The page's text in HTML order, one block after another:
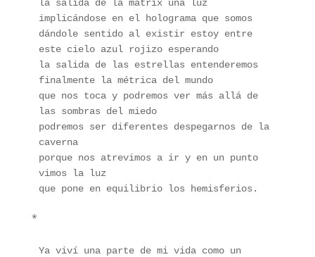
la salida de la matrix una luz
implicándose en el holograma que somos
dándole sentido al existir estoy entre
este cielo azul rojizo esperando
la salida de las estrellas entenderemos
finalmente la métrica del mundo
que nos toca y podremos ver más allá de
las sombras del miedo
podremos ser diferentes despegarnos de la
caverna
porque nos atrevimos a ir y en un punto
vimos la luz
que pone en equilibrio los hemisferios.
*
Ya viví una parte de mi vida como un